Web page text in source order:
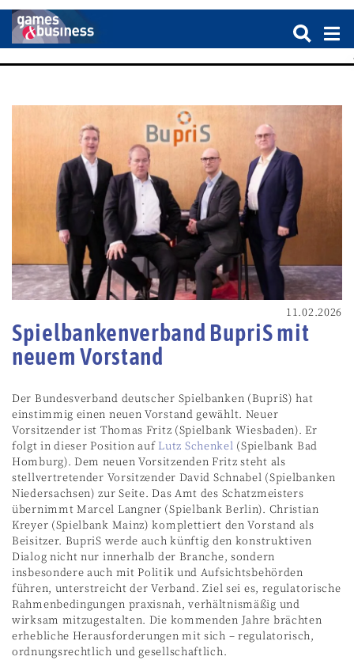
11.02.2026
Spielbankenverband BupriS mit
neuem Vorstand
Der Bundesverband deutscher Spielbanken (BupriS) hat
einstimmig einen neuen Vorstand gewählt. Neuer
Vorsitzender ist Thomas Fritz (Spielbank Wiesbaden). Er
folgt in dieser Position auf Lutz Schenkel (Spielbank Bad
Homburg). Dem neuen Vorsitzenden Fritz steht als
stellvertretender Vorsitzender David Schnabel (Spielbanken
Niedersachsen) zur Seite. Das Amt des Schatzmeisters
übernimmt Marcel Langner (Spielbank Berlin). Christian
Kreyer (Spielbank Mainz) komplettiert den Vorstand als
Beisitzer. BupriS werde auch künftig den konstruktiven
Dialog nicht nur innerhalb der Branche, sondern
insbesondere auch mit Politik und Aufsichtsbehörden
führen, unterstreicht der Verband. Ziel sei es, regulatorische
Rahmenbedingungen praxisnah, verhältnismäßig und
wirksam mitzugestalten. Die kommenden Jahre brächten
erhebliche Herausforderungen mit sich – regulatorisch,
ordnungsrechtlich und gesellschaftlich.